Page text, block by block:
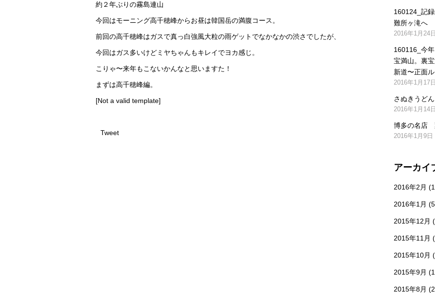
約２年ぶりの霧島連山
今回はモーニング高千穂峰からお昼は韓国岳の満腹コース。
前回の高千穂峰はガスで真っ白強風大粒の雨ゲットでなかなかの渋さでしたが、
今回はガス多いけどミヤちゃんもキレイでヨカ感じ。
こりゃ〜来年もこないかんなと思いますた！
まずは高千穂峰編。
[Not a valid template]
Tweet
160124_記
難所ヶ滝へ
2016年1月24日
160116_今年
宝満山。裏宝
新道〜正面ル
2016年1月17日
さぬきうど
2016年1月14日
博多の名店
2016年1月9日
アーカイ
2016年2月
2016年1月
2015年12月
2015年11月
2015年10月
2015年9月
2015年8月